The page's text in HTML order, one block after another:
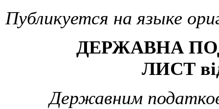
Публикуется на языке
ДЕРЖАВНА
ЛИСТ
Державним